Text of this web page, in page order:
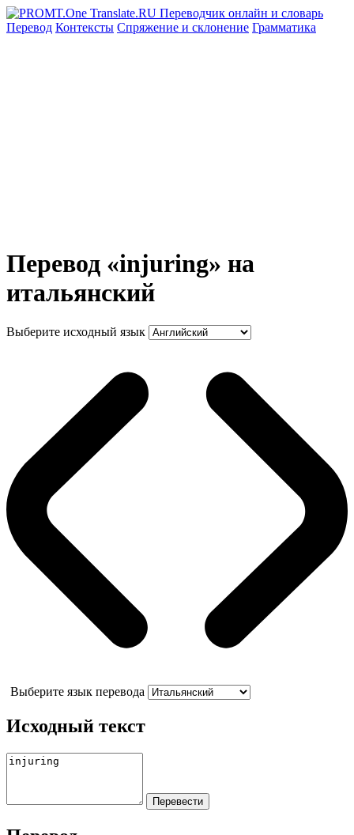
Перевод Контексты Спряжение и склонение Грамматика
Перевод «injuring» на
итальянский
Выберите исходный язык
Выберите язык перевода
Исходный текст